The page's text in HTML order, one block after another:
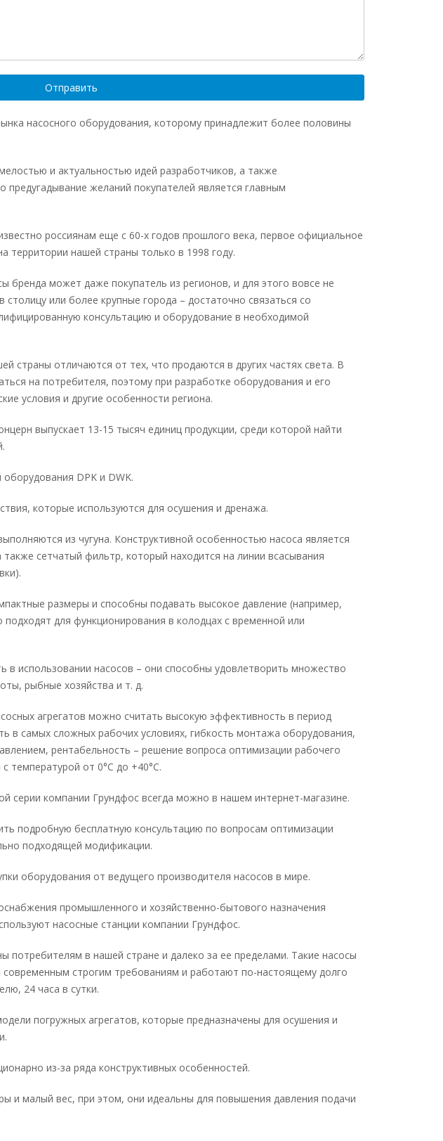
насосного оборудования, которому принадлежит более половины
и актуальностью идей разработчиков, а также
желаний покупателей является главным
россиянам еще с 60-х годов прошлого века, первое официальное
территории нашей страны только в 1998 году.
бренда может даже покупатель из регионов, и для этого вовсе не
или более крупные города – достаточно связаться со
консультацию и оборудование в необходимой
страны отличаются от тех, что продаются в других частях света. В
на потребителя, поэтому при разработке оборудования и его
условия и другие особенности региона.
выпускает 13-15 тысяч единиц продукции, среди которой найти
DPK и DWK.
которые используются для осушения и дренажа.
из чугуна. Конструктивной особенностью насоса является
сетчатый фильтр, который находится на линии всасывания
размеры и способны подавать высокое давление (например,
для функционирования в колодцах с временной или
в использовании насосов – они способны удовлетворить множество
рыбные хозяйства и т. д.
агрегатов можно считать высокую эффективность в период
в самых сложных рабочих условиях, гибкость монтажа оборудования,
рентабельность – решение вопроса оптимизации рабочего
температурой от 0°C до +40°C.
серии компании Грундфос всегда можно в нашем интернет-магазине.
подробную бесплатную консультацию по вопросам оптимизации
подходящей модификации.
оборудования от ведущего производителя насосов в мире.
промышленного и хозяйственно-бытового назначения
насосные станции компании Грундфос.
потребителям в нашей стране и далеко за ее пределами. Такие насосы
строгим требованиям и работают по-настоящему долго
24 часа в сутки.
погружных агрегатов, которые предназначены для осушения и
из-за ряда конструктивных особенностей.
и малый вес, при этом, они идеальны для повышения давления подачи